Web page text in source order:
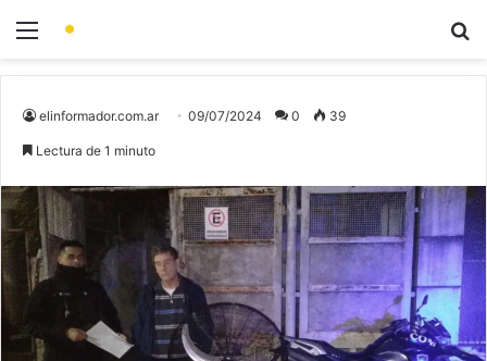
elinformador.com.ar 09/07/2024 0 39
Lectura de 1 minuto